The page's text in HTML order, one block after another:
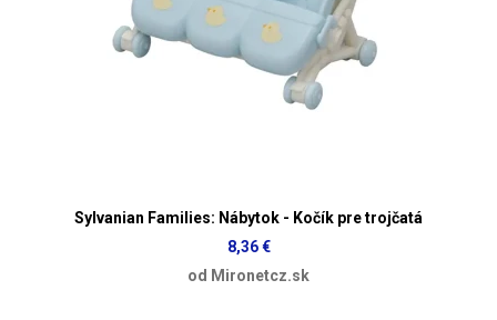
Sylvanian Families: Nábytok - Kočík pre trojčatá
8,36 €
od Mironetcz.sk